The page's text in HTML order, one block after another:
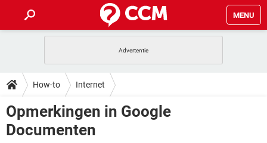
MENU
INSTAGRAM
NETFLIX CORONAVIRUS
GRATIS
HOW-TO
VIDEOBELLEN
INSTAGRAM WINDOWS 10
DOWNLOADS
VIDEOBELLEN
FORUM
How-to Internet
Opmerkingen in Google
Documenten